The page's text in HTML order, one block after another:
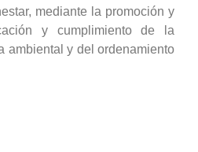
mediante la promoción y
y cumplimiento de la
ambiental y del ordenamiento